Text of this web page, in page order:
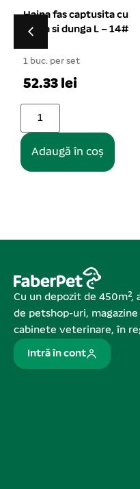
Pieptan (grebla) mare
pe 2 randuri 11 cm
1 buc. per set
19.96 lei
Cu un depozit de
de petshop-uri,
cabinete veterinare, în
Intră în cont